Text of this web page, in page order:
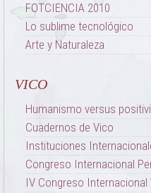
FOTCIENCIA 2010
Lo sublime tecnológico
Arte y Naturaleza
VICO
Humanismo versus
Cuadernos de Vico
Instituciones
Congreso Internacional
IV Congreso Internacional